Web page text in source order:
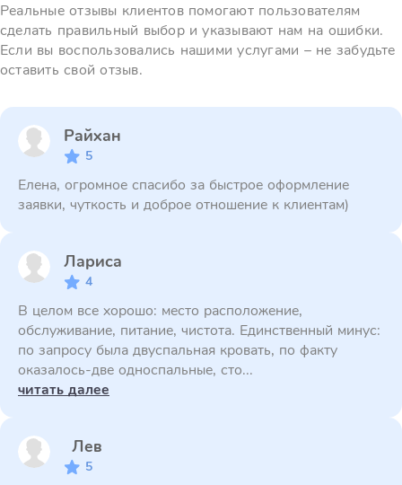
Реальные отзывы клиентов помогают пользователям
сделать правильный выбор и указывают нам на ошибки.
Если вы воспользовались нашими услугами – не забудьте
оставить свой отзыв.
Райхан
5
Елена, огромное спасибо за быстрое оформление
заявки, чуткость и доброе отношение к клиентам)
Лариса
4
В целом все хорошо: место расположение,
обслуживание, питание, чистота. Единственный минус:
по запросу была двуспальная кровать, по факту
оказалось-две односпальные, сто...
читать далее
Лев
5